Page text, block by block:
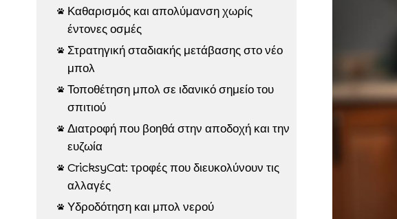

Καθαρισμός και απολύμανση χωρίς
έντονες οσμές
 Στρατηγική σταδιακής μετάβασης στο νέο
μπολ
 Τοποθέτηση μπολ σε ιδανικό σημείο του
σπιτιού
 Διατροφή που βοηθά στην αποδοχή και την
ευζωία
 CricksyCat: τροφές που διευκολύνουν τις
αλλαγές
 Υδροδότηση και μπολ νερού